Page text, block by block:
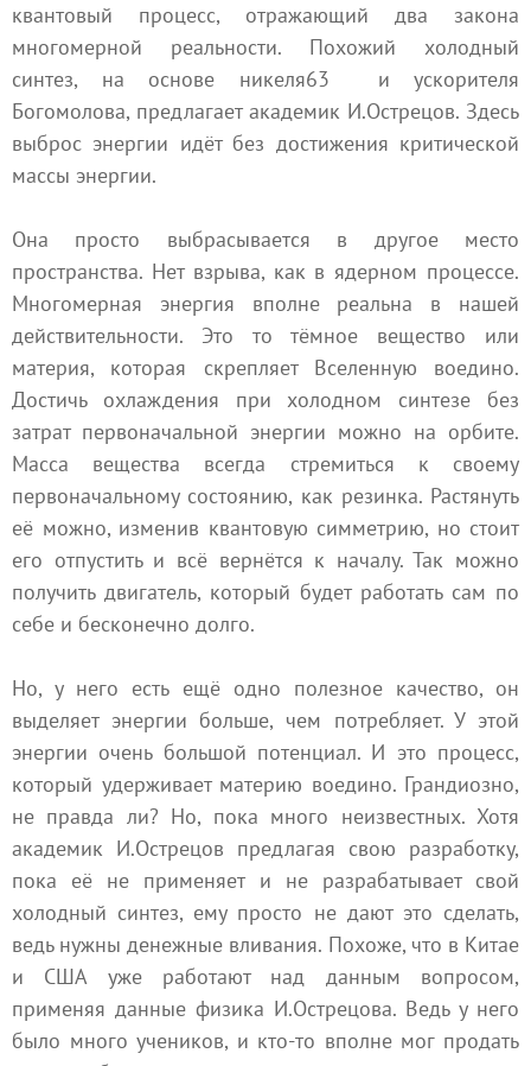
квантовый процесс, отражающий два закона
многомерной реальности. Похожий холодный
синтез, на основе никеля63 и ускорителя
Богомолова, предлагает академик И.Острецов. Здесь
выброс энергии идёт без достижения критической
массы энергии.
Она просто выбрасывается в другое место
пространства. Нет взрыва, как в ядерном процессе.
Многомерная энергия вполне реальна в нашей
действительности. Это то тёмное вещество или
материя, которая скрепляет Вселенную воедино.
Достичь охлаждения при холодном синтезе без
затрат первоначальной энергии можно на орбите.
Масса вещества всегда стремиться к своему
первоначальному состоянию, как резинка. Растянуть
её можно, изменив квантовую симметрию, но стоит
его отпустить и всё вернётся к началу. Так можно
получить двигатель, который будет работать сам по
себе и бесконечно долго.
Но, у него есть ещё одно полезное качество, он
выделяет энергии больше, чем потребляет. У этой
энергии очень большой потенциал. И это процесс,
который удерживает материю воедино. Грандиозно,
не правда ли? Но, пока много неизвестных. Хотя
академик И.Острецов предлагая свою разработку,
пока её не применяет и не разрабатывает свой
холодный синтез, ему просто не дают это сделать,
ведь нужны денежные вливания. Похоже, что в Китае
и США уже работают над данным вопросом,
применяя данные физика И.Острецова. Ведь у него
было много учеников, и кто-то вполне мог продать